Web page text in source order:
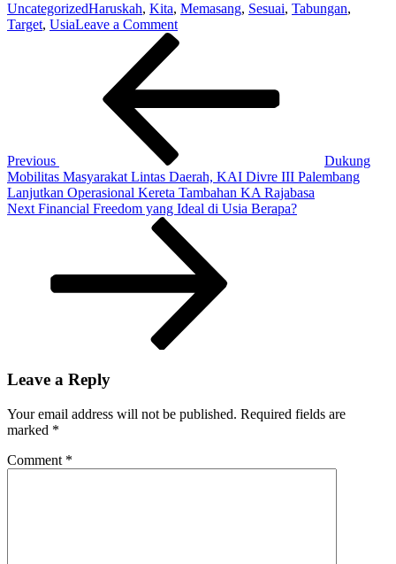
UncategorizedHaruskah, Kita, Memasang, Sesuai, Tabungan,
Target, UsiaLeave a Commenton
Haruskah
Target
Previous
Dukung
Mobilitas Masyarakat Lintas Daerah, KAI Divre III Palembang
Lanjutkan Operasional Kereta Tambahan KA Rajabasa
Next
Next Financial Freedom yang Ideal di Usia Berapa?
Leave a Reply
Your email address will not be published. Required fields are
marked *
Comment *